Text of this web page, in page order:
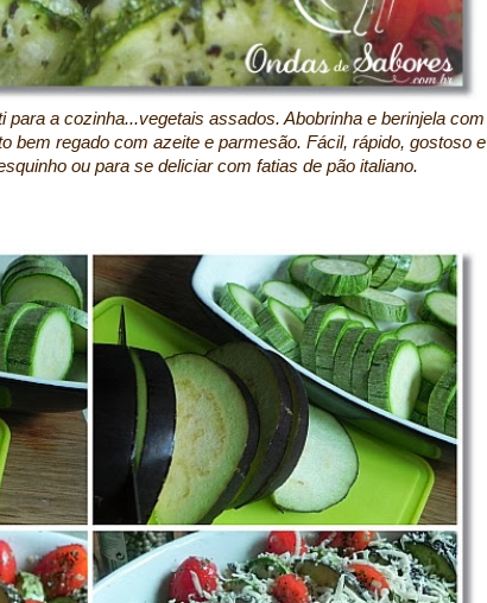
a cozinha...vegetais assados. Abobrinha e berinjela com
bem regado com azeite e parmesão. Fácil, rápido, gostoso e
ou para se deliciar com fatias de pão italiano.